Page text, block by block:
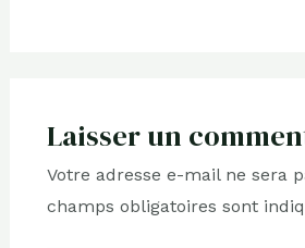
Laisser un
Votre adresse e-mail ne sera
champs obligatoires sont